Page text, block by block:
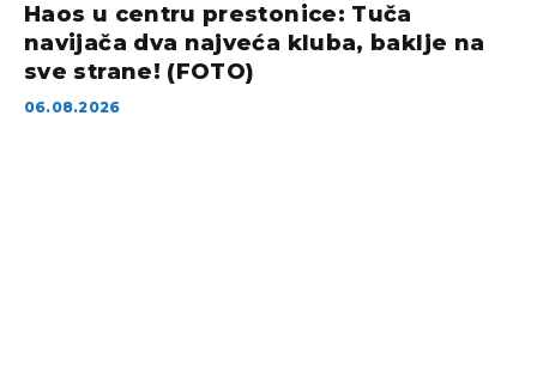
Haos u centru prestonice: Tuča
navijača dva najveća kluba, baklje na
sve strane! (FOTO)
06.08.2026